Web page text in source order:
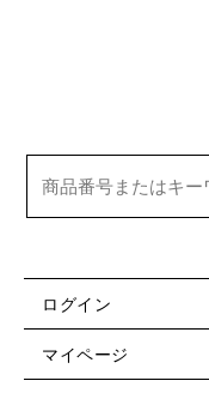
ログイン
マイページ